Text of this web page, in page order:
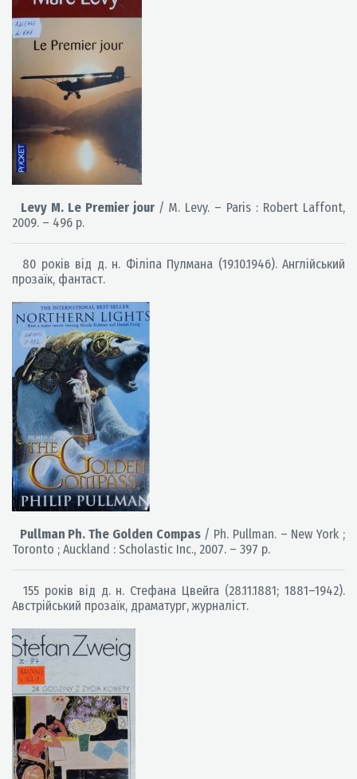
Levy M. Le Premier jour / M. Levy. – Paris : Robert Laffont,
2009. – 496 p.
80 років від д. н. Філіпа Пулмана (19.10.1946). Англійський
прозаїк, фантаст.
Pullman Ph. The Golden Compas/ Ph. Pullman. – New York ;
Toronto ; Auckland : Scholastic Inc., 2007. – 397 p.
155 років від д. н. Стефана Цвейга (28.11.1881; 1881–1942).
Австрійський прозаїк, драматург, журналіст.